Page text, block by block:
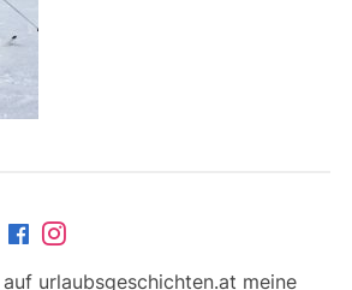
urlaubsgeschichten.at meine